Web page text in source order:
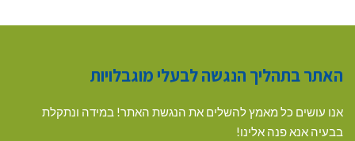
האתר בתהליך הנגשה לבעלי מוגבלויות
אנו עושים כל מאמץ להשלים את הנגשת האתר! במידה ונתקלת
בבעיה אנא פנה אלינו!